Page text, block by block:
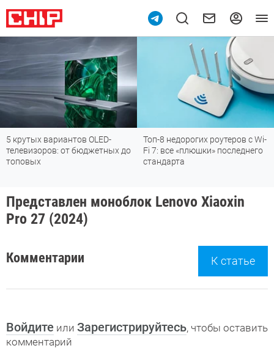
5 крутых вариантов OLED-
телевизоров: от бюджетных до
топовых
Топ-8 недорогих роутеров с Wi-
Fi 7: все «плюшки» последнего
стандарта
Представлен моноблок Lenovo Xiaoxin
Pro 27 (2024)
Комментарии К статье
Войдите или Зарегистрируйтесь, чтобы оставить
комментарий